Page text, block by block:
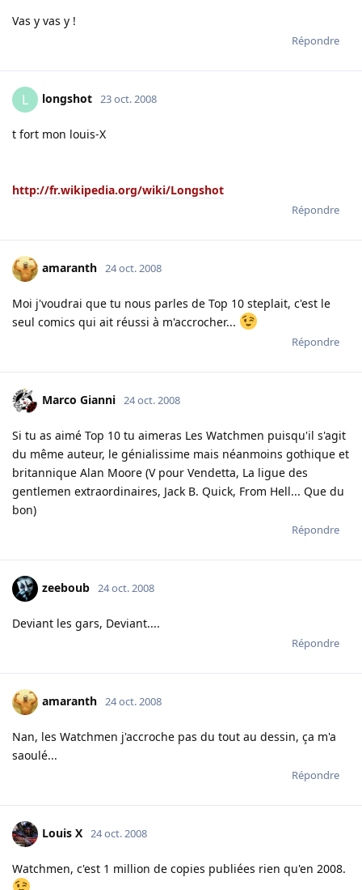
Vas y vas y !
Répondre
L longshot 23 oct. 2008
t fort mon louis-X
http://fr.wikipedia.org/wiki/Longshot
Répondre
amaranth 24 oct. 2008
Moi j'voudrai que tu nous parles de Top 10 steplait, c'est le
seul comics qui ait réussi à m'accrocher...
Répondre
Marco Gianni 24 oct. 2008
Si tu as aimé Top 10 tu aimeras Les Watchmen puisqu'il s'agit
du même auteur, le génialissime mais néanmoins gothique et
britannique Alan Moore (V pour Vendetta, La ligue des
gentlemen extraordinaires, Jack B. Quick, From Hell... Que du
bon)
Répondre
zeeboub 24 oct. 2008
Deviant les gars, Deviant....
Répondre
amaranth 24 oct. 2008
Nan, les Watchmen j'accroche pas du tout au dessin, ça m'a
saoulé...
Répondre
Louis X 24 oct. 2008
Watchmen, c'est 1 million de copies publiées rien qu'en 2008.